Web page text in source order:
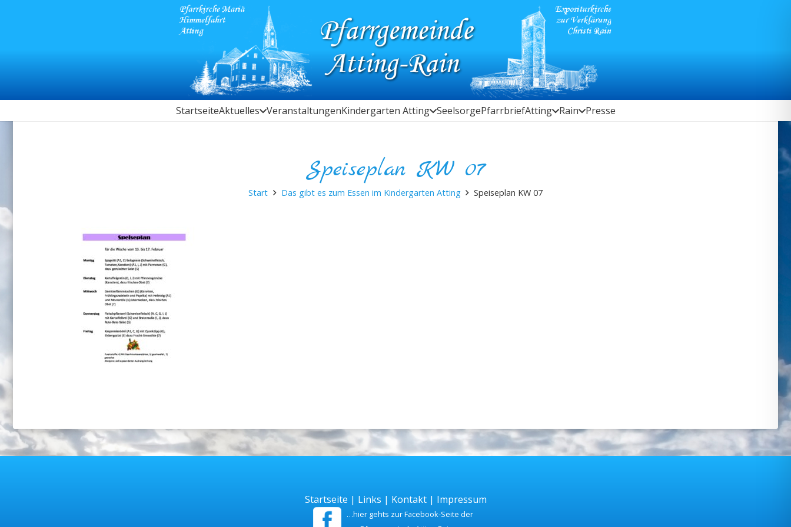
StartseiteAktuelles VeranstaltungenKindergarten Atting SeelsorgePfarrbriefAtting Rain Presse
Speiseplan KW 07
Start Das gibt es zum Essen im Kindergarten Atting Speiseplan KW 07
Startseite | Links | Kontakt| Impressum
…hier gehts zur Facebook-Seite der